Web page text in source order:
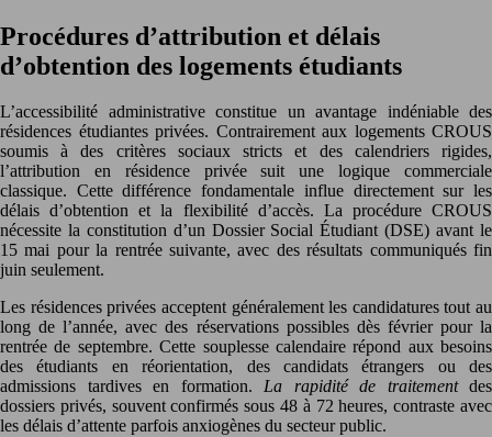
Procédures d’attribution et délais
d’obtention des logements étudiants
L’accessibilité administrative constitue un avantage indéniable des
résidences étudiantes privées. Contrairement aux logements CROUS
soumis à des critères sociaux stricts et des calendriers rigides,
l’attribution en résidence privée suit une logique commerciale
classique. Cette différence fondamentale influe directement sur les
délais d’obtention et la flexibilité d’accès. La procédure CROUS
nécessite la constitution d’un Dossier Social Étudiant (DSE) avant le
15 mai pour la rentrée suivante, avec des résultats communiqués fin
juin seulement.
Les résidences privées acceptent généralement les candidatures tout au
long de l’année, avec des réservations possibles dès février pour la
rentrée de septembre. Cette souplesse calendaire répond aux besoins
des étudiants en réorientation, des candidats étrangers ou des
admissions tardives en formation. La rapidité de traitement des
dossiers privés, souvent confirmés sous 48 à 72 heures, contraste avec
les délais d’attente parfois anxiogènes du secteur public.